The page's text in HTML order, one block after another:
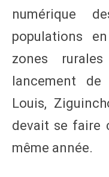
numérique
populations
zones
lancement
Louis,
devait se faire
même année.